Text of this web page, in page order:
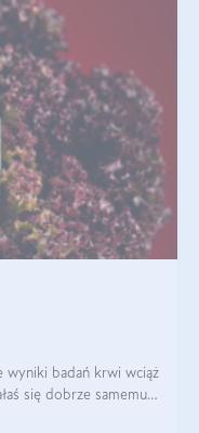
wyniki badań krwi wciąż
się dobrze samemu